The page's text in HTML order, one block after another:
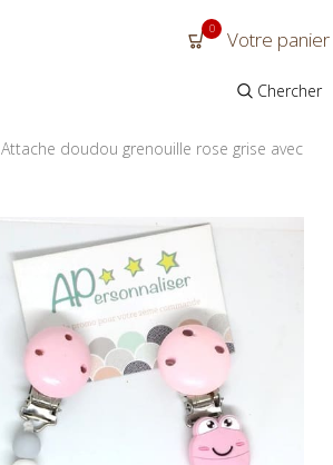
0 Votre panier
Chercher
Attache doudou grenouille rose grise avec